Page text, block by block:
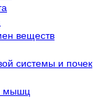
веществ
системы и почек
мышц